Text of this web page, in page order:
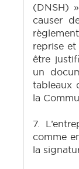
(DNSH)
causer
reprise
être
un
tableaux
la
7.
comme
la